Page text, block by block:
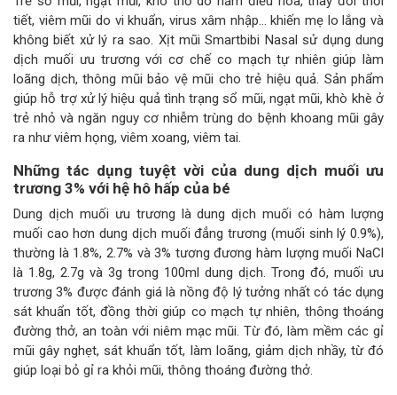
tiết, viêm mũi do vi khuẩn, virus xâm nhập… khiến mẹ lo lắng và
không biết xử lý ra sao. Xịt mũi Smartbibi Nasal sử dụng dung
dịch muối ưu trương với cơ chế co mạch tự nhiên giúp làm
loãng dịch, thông mũi bảo vệ mũi cho trẻ hiệu quả. Sản phẩm
giúp hỗ trợ xử lý hiệu quả tình trạng sổ mũi, ngạt mũi, khò khè ở
trẻ nhỏ và ngăn nguy cơ nhiễm trùng do bệnh khoang mũi gây
ra như viêm họng, viêm xoang, viêm tai.
Những tác dụng tuyệt vời của dung dịch muối ưu
trương 3% với hệ hô hấp của bé
Dung dịch muối ưu trương là dung dịch muối có hàm lượng
muối cao hơn dung dịch muối đẳng trương (muối sinh lý 0.9%),
thường là 1.8%, 2.7% và 3% tương đương hàm lượng muối NaCl
là 1.8g, 2.7g và 3g trong 100ml dung dịch. Trong đó, muối ưu
trương 3% được đánh giá là nồng độ lý tưởng nhất có tác dụng
sát khuẩn tốt, đồng thời giúp co mạch tự nhiên, thông thoáng
đường thở, an toàn với niêm mạc mũi. Từ đó, làm mềm các gỉ
mũi gây nghẹt, sát khuẩn tốt, làm loãng, giảm dịch nhầy, từ đó
giúp loại bỏ gỉ ra khỏi mũi, thông thoáng đường thở.